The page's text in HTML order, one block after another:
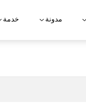
مدونة خدمة